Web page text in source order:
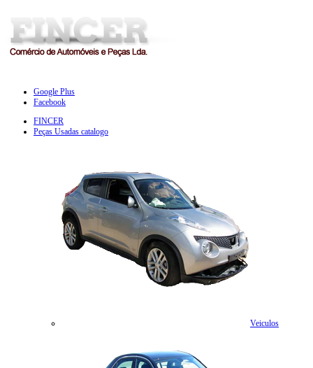
Google Plus
Facebook
FINCER
Peças Usadas catalogo
Veiculos